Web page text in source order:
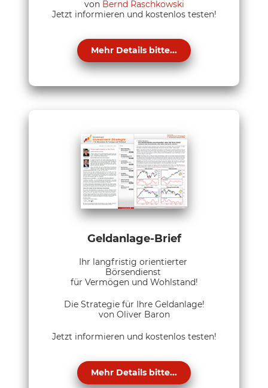
von Bernd Raschkowski
Jetzt informieren und kostenlos testen!
Mehr Details bitte...
Geldanlage-Brief
Ihr langfristig orientierter
Börsendienst
für Vermögen und Wohlstand!
Die Strategie für Ihre Geldanlage!
von Oliver Baron
Jetzt informieren und kostenlos testen!
Mehr Details bitte...